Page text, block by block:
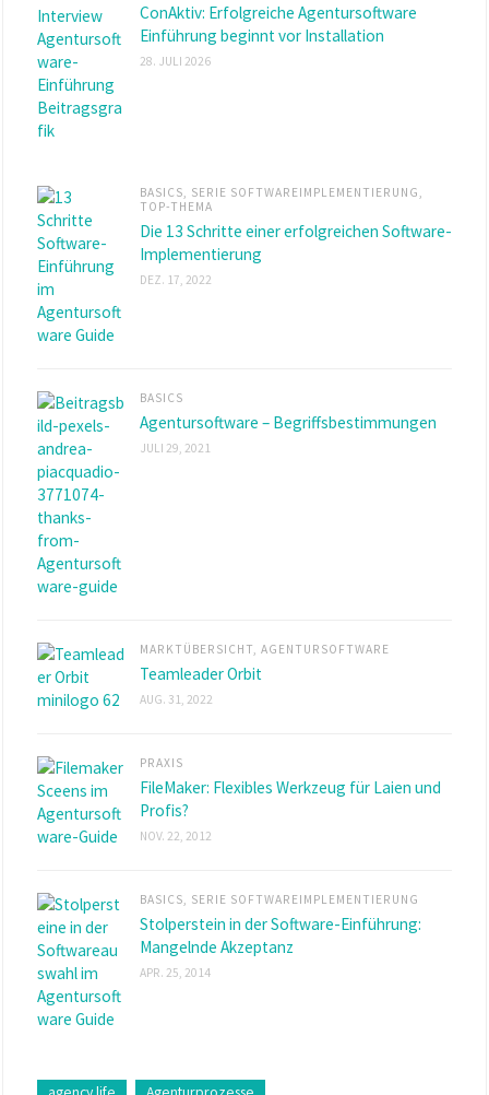
ConAktiv: Erfolgreiche Agentursoftware
Einführung beginnt vor Installation
28. JULI 2026
BASICS SERIE SOFTWAREIMPLEMENTIERUNG
TOP-THEMA
Die 13 Schritte einer erfolgreichen Software-
Implementierung
DEZ. 17, 2022
BASICS
Agentursoftware – Begriffsbestimmungen
JULI 29, 2021
MARKTÜBERSICHT AGENTURSOFTWARE
Teamleader Orbit
AUG. 31, 2022
PRAXIS
FileMaker: Flexibles Werkzeug für Laien und
Profis?
NOV. 22, 2012
BASICS SERIE SOFTWAREIMPLEMENTIERUNG
Stolperstein in der Software-Einführung:
Mangelnde Akzeptanz
APR. 25, 2014